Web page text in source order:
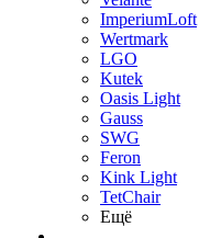
ImperiumLoft
Wertmark
LGO
Kutek
Oasis Light
Gauss
SWG
Feron
Kink Light
TetСhair
Ещё